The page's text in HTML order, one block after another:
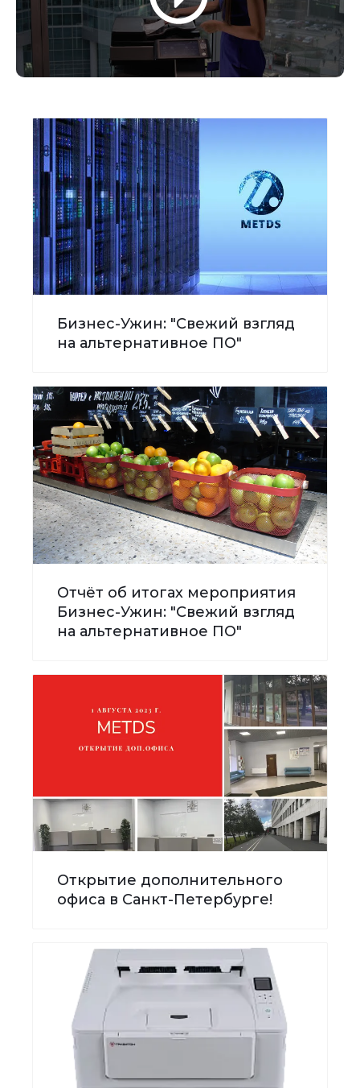
Бизнес-Ужин: "Свежий взгляд
на альтернативное ПО"
Отчёт об итогах мероприятия
Бизнес-Ужин: "Свежий взгляд
на альтернативное ПО"
Открытие дополнительного
офиса в Санкт-Петербурге!